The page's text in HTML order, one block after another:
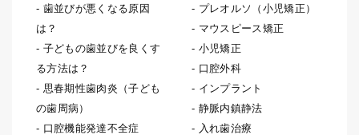
歯並びが悪くなる原因
は？
子どもの歯並びを良くす
る方法は？
思春期性歯肉炎（子ども
の歯周病）
口腔機能発達不全症
プレオルソ（小児矯正）
マウスピース矯正
小児矯正
口腔外科
インプラント
静脈内鎮静法
入れ歯治療